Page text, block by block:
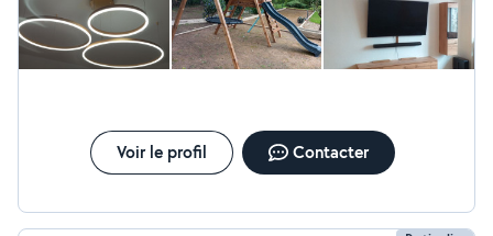
Voir le profil Contacter